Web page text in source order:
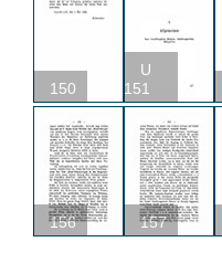
150
U
151
156 157